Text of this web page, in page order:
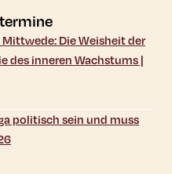
Die Weisheit der
des inneren Wachstums |
politisch sein und muss